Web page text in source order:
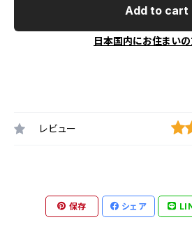
Add to cart
日本国内にお住まい
レビュー
保存 シェア